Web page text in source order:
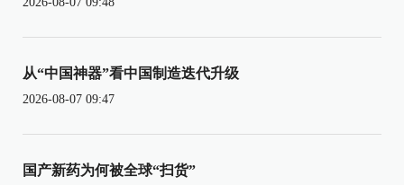
从“中国神器”看中国制造迭代升级
2026-08-07 09:47
国产新药为何被全球“扫货”